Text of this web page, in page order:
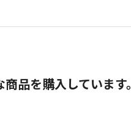
品を購入しています。